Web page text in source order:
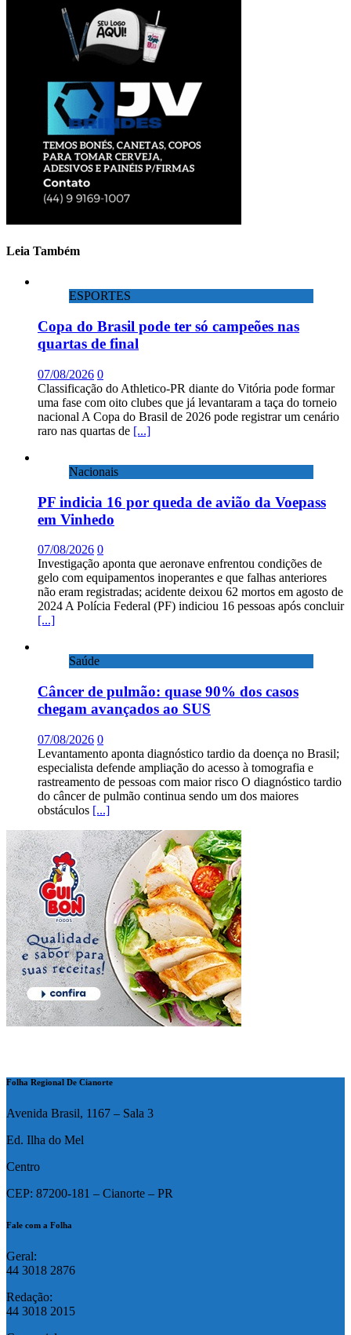
Leia Também
ESPORTES
Copa do Brasil pode ter só campeões nas
quartas de final
07/08/2026 0
Classificação do Athletico-PR diante do Vitória pode formar
uma fase com oito clubes que já levantaram a taça do torneio
nacional A Copa do Brasil de 2026 pode registrar um cenário
raro nas quartas de [...]
Nacionais
PF indicia 16 por queda de avião da Voepass
em Vinhedo
07/08/2026 0
Investigação aponta que aeronave enfrentou condições de
gelo com equipamentos inoperantes e que falhas anteriores
não eram registradas; acidente deixou 62 mortos em agosto de
2024 A Polícia Federal (PF) indiciou 16 pessoas após concluir
[...]
Saúde
Câncer de pulmão: quase 90% dos casos
chegam avançados ao SUS
07/08/2026 0
Levantamento aponta diagnóstico tardio da doença no Brasil;
especialista defende ampliação do acesso à tomografia e
rastreamento de pessoas com maior risco O diagnóstico tardio
do câncer de pulmão continua sendo um dos maiores
obstáculos [...]
Folha Regional De Cianorte
Avenida Brasil, 1167 – Sala 3
Ed. Ilha do Mel
Centro
CEP: 87200-181 – Cianorte – PR
Fale com a Folha
Geral:
44 3018 2876
Redação:
44 3018 2015